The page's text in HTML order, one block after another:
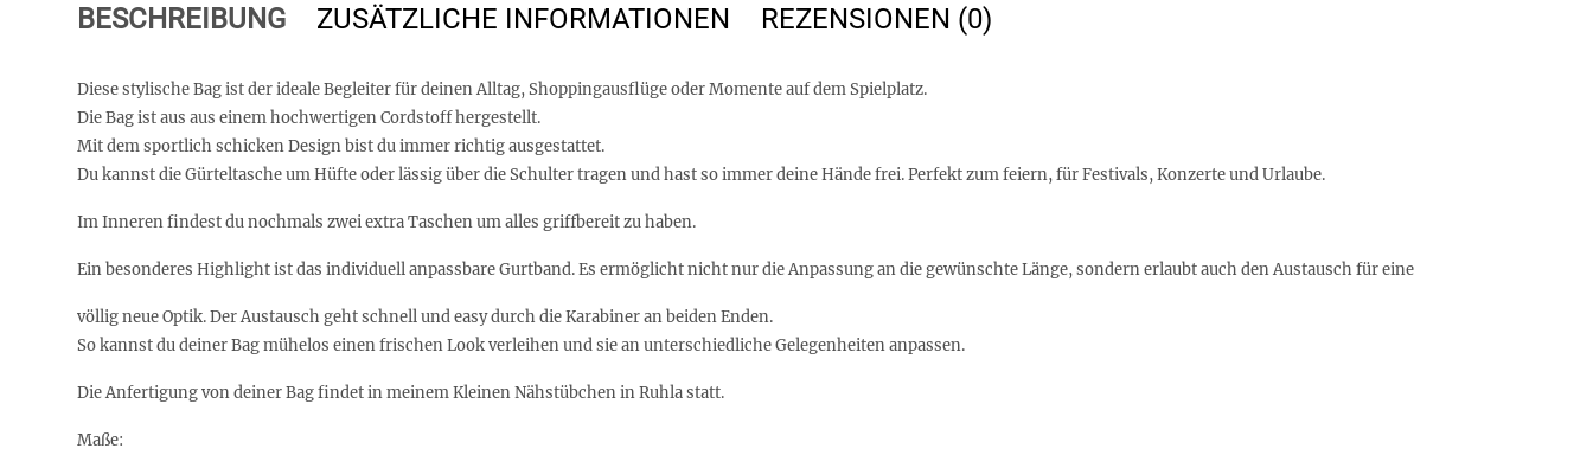
BESCHREIBUNG ZUSÄTZLICHE INFORMATIONEN REZENSIONEN (0)
Diese stylische Bag ist der ideale Begleiter für deinen Alltag, Shoppingausflüge oder Momente auf dem Spielplatz.
Die Bag ist aus aus einem hochwertigen Cordstoff hergestellt.
Mit dem sportlich schicken Design bist du immer richtig ausgestattet.
Du kannst die Gürteltasche um Hüfte oder lässig über die Schulter tragen und hast so immer deine Hände frei. Perfekt zum feiern, für Festivals, Konzerte und Urlaube.
Im Inneren findest du nochmals zwei extra Taschen um alles griffbereit zu haben.
Ein besonderes Highlight ist das individuell anpassbare Gurtband. Es ermöglicht nicht nur die Anpassung an die gewünschte Länge, sondern erlaubt auch den Austausch für eine
völlig neue Optik. Der Austausch geht schnell und easy durch die Karabiner an beiden Enden.
So kannst du deiner Bag mühelos einen frischen Look verleihen und sie an unterschiedliche Gelegenheiten anpassen.
Die Anfertigung von deiner Bag findet in meinem Kleinen Nähstübchen in Ruhla statt.
Maße: